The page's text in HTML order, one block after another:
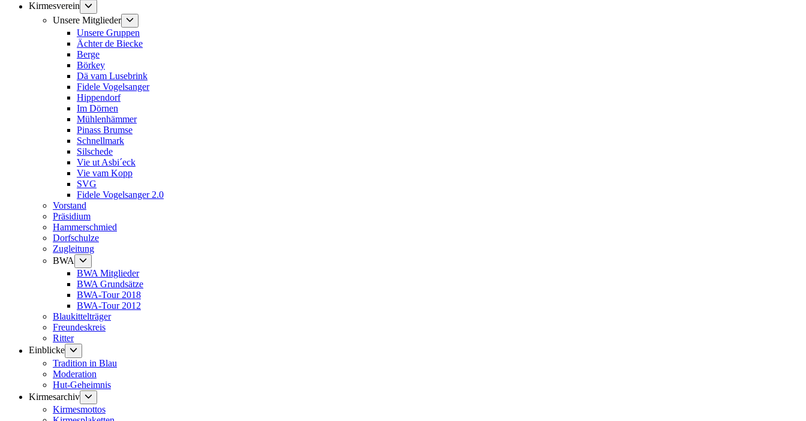
Kirmesverein
Untermenü
anzeigen
Unsere Mitglieder
anzeigen
Unsere Gruppen
Ächter de Biecke
Berge
Börkey
Dä vam Lusebrink
Fidele Vogelsanger
Hippendorf
Im Dörnen
Mühlenhämmer
Pinass Brumse
Schnellmark
Silschede
Vie ut Asbi´eck
Vie vam Kopp
SVG
Fidele Vogelsanger 2.0
Vorstand
Präsidium
Hammerschmied
Dorfschulze
Zugleitung
BWA
anzeigen
BWA Mitglieder
BWA Grundsätze
BWA-Tour 2018
BWA-Tour 2012
Blaukittelträger
Freundeskreis
Ritter
Einblicke
Untermenü
anzeigen
Tradition in Blau
Moderation
Hut-Geheimnis
Kirmesarchiv
anzeigen
Kirmesmottos